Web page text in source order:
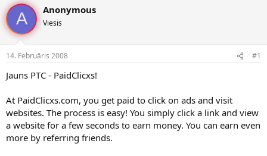
v
e
d
i
n
u
s
ā
c
ē
k
a
t
u
s
A Anonymous
Viesis
14. Februāris 2008 #1
Jauns PTC - PaidClicxs!
At PaidClicxs.com, you get paid to click on ads and visit
websites. The process is easy! You simply click a link and view
a website for a few seconds to earn money. You can earn even
more by referring friends.